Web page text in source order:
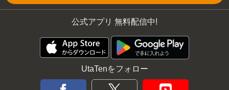
公式アプリ 無料配信中!
UtaTenをフォロー